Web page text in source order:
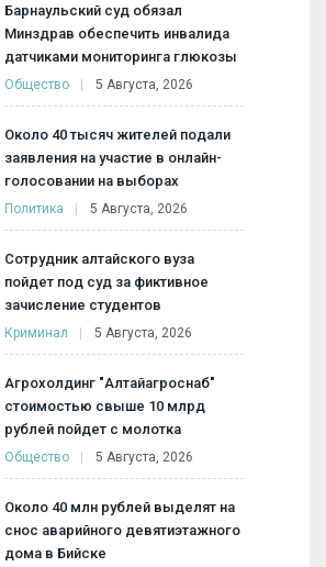
Барнаульский суд обязал
Минздрав обеспечить инвалида
датчиками мониторинга глюкозы
Общество 5 Августа, 2026
Около 40 тысяч жителей подали
заявления на участие в онлайн-
голосовании на выборах
Политика 5 Августа, 2026
Сотрудник алтайского вуза
пойдет под суд за фиктивное
зачисление студентов
Криминал 5 Августа, 2026
Агрохолдинг "Алтайагроснаб"
стоимостью свыше 10 млрд
рублей пойдет с молотка
Общество 5 Августа, 2026
Около 40 млн рублей выделят на
снос аварийного девятиэтажного
дома в Бийске